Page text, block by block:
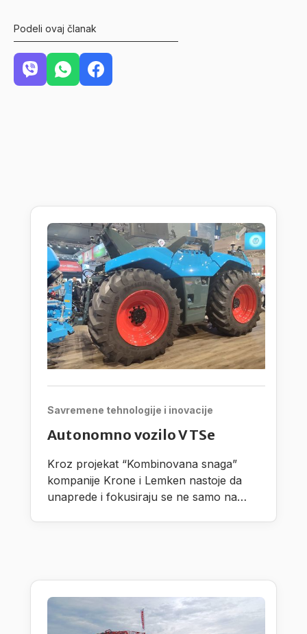
Podeli ovaj članak
Savremene tehnologije i inovacije
Autonomno vozilo VTSe
Kroz projekat “Kombinovana snaga”
kompanije Krone i Lemken nastoje da
unaprede i fokusiraju se ne samo na